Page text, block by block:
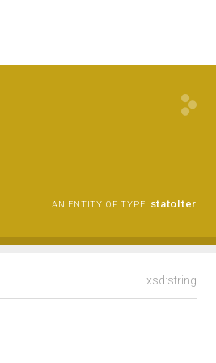
AN ENTITY OF TYPE: statoIter
xsd:string